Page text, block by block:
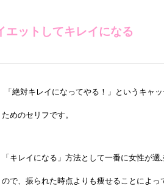
エットしてキレイになる
「絶対キレイになってやる！」というキャ
ためのセリフです。
「キレイになる」方法として一番に女性が
ので、振られた時点よりも痩せることによっ